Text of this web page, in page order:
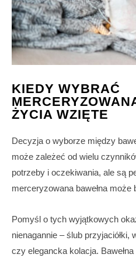
KIEDY WYBRAĆ
ŻYCIA WZIĘTE
Decyzja o wyborze między
może zależeć od wielu
potrzeby i oczekiwania, ale są
merceryzowana bawełna może
Pomyśl o tych wyjątkowych
nienagannie – ślub przyjaciółki,
czy elegancka kolacja.